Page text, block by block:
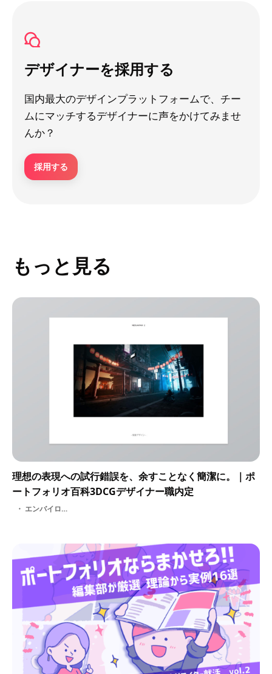
デザイナーを採用する
国内最大のデザインプラットフォームで、チー
ムにマッチするデザイナーに声をかけてみませ
んか？
採用する
もっと見る
理想の表現への試行錯誤を、余すことなく簡潔に。｜ポ
ートフォリオ百科3DCGデザイナー職内定
エンバイロメントデザイナー